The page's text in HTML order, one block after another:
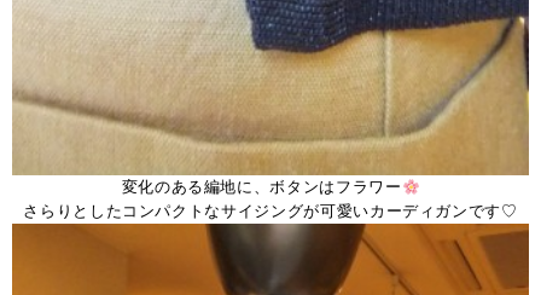
変化のある編地に、ボタンはフラワー
さらりとしたコンパクトなサイジングが可愛いカーディガンです♡